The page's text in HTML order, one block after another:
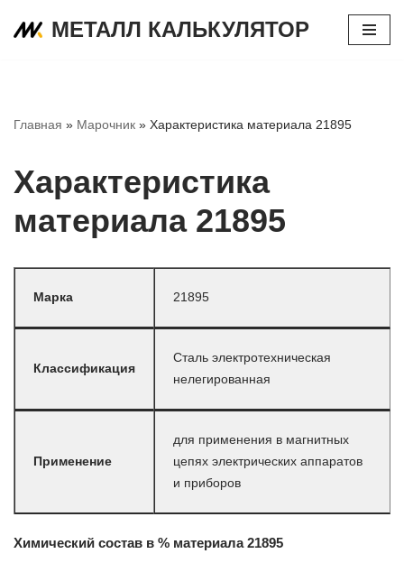
МЕТАЛЛ КАЛЬКУЛЯТОР
Главная » Марочник » Характеристика материала 21895
Характеристика
материала 21895
Марка 21895
Классификация
Сталь электротехническая
нелегированная
Применение
для применения в магнитных
цепях электрических аппаратов
и приборов
Химический состав в % материала 21895